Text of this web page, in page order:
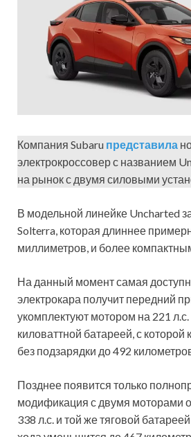
Компания Subaru представила
электрокроссовер с названием
на рынок с двумя силовыми
В модельной линейке Uncharted
Solterra, которая длиннее
миллиметров, и более
На данный момент самая
электрокара получит передний
укомплектуют мотором на 221 л.с.
киловаттной батареей, с которой
без подзарядки до 492
Позднее появится только
модификация с двумя моторами
338 л.с. и той же тяговой